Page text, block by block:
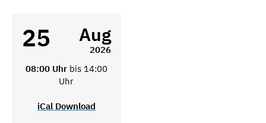
25 Aug
2026
08:00 Uhr bis 14:00
Uhr
iCal Download